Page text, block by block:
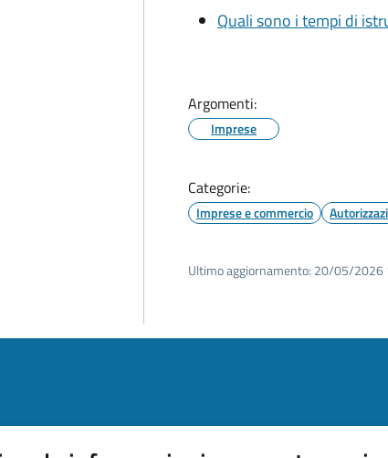
Quali sono i tempi di
Argomenti:
Imprese
Categorie:
Imprese e commercio
Ultimo aggiornamento: 20/05/2026